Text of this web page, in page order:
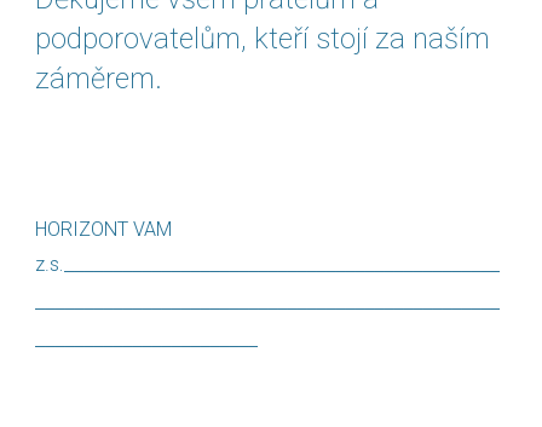
podporovatelům, kteří stojí za naším
záměrem.
HORIZONT VAM
z.s._____________________________________________